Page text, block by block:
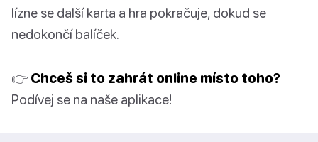
lízne se další karta a hra pokračuje, dokud se
nedokončí balíček.
👉 Chceš si to zahrát online místo toho?
Podívej se na naše aplikace!